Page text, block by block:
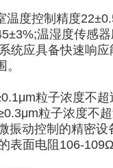
温度控制精度
温湿度传感
统应具备快速响
粒子浓度不超
粒子浓度不
振动控制的精密设
表面电阻106-109Ω